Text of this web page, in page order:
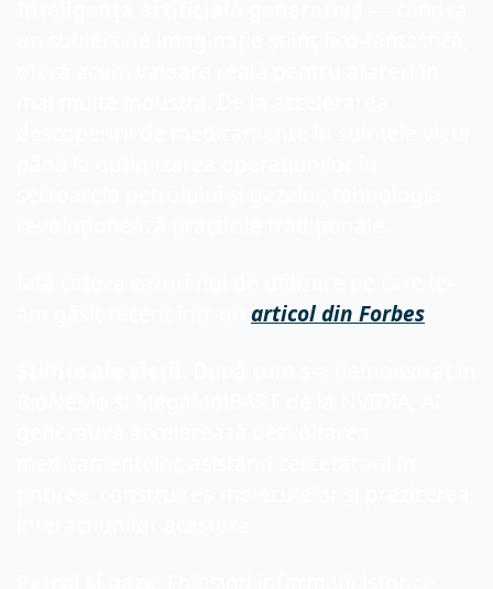
articol din Forbes